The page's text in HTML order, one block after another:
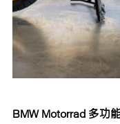
BMW Motorrad 多功能